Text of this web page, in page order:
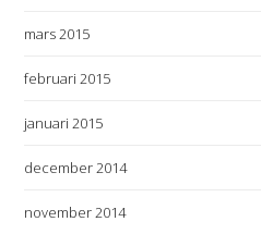
mars 2015
februari 2015
januari 2015
december 2014
november 2014